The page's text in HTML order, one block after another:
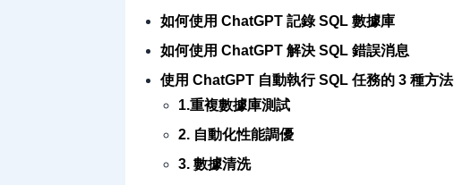
如何使用 ChatGPT 記錄 SQL 數據庫
如何使用 ChatGPT 解決 SQL 錯誤消息
使用 ChatGPT 自動執行 SQL 任務的 3 種方法
1.重複數據庫測試
2. 自動化性能調優
3. 數據清洗